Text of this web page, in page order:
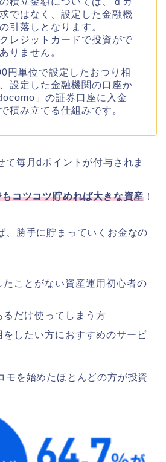
ではなく、設定した金融機
引落しとなります。
レジットカードで投資がで
りません。
円単位で設定したおつり相
設定した金融機関の口座か
」の証券口座に入金
積み立てる仕組みです。
て毎月dポイントが付与されま
コツコツ貯めれば大きな資産 ！
、勝手に貯まっていくお金なの
たことがない資産運用初心者の
るだけ使ってしまう方
をしたい方におすすめのサービ
モを始めたほとんどの方が投資